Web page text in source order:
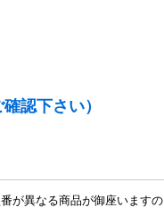
認下さい）
が異なる商品が御座いますの